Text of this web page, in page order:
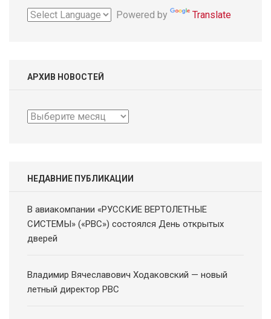
Powered by Translate
АРХИВ НОВОСТЕЙ
Архив
НЕДАВНИЕ ПУБЛИКАЦИИ
В авиакомпании «РУССКИЕ ВЕРТОЛЕТНЫЕ
СИСТЕМЫ» («РВС») состоялся День открытых
дверей
Владимир Вячеславович Ходаковский — новый
летный директор РВС